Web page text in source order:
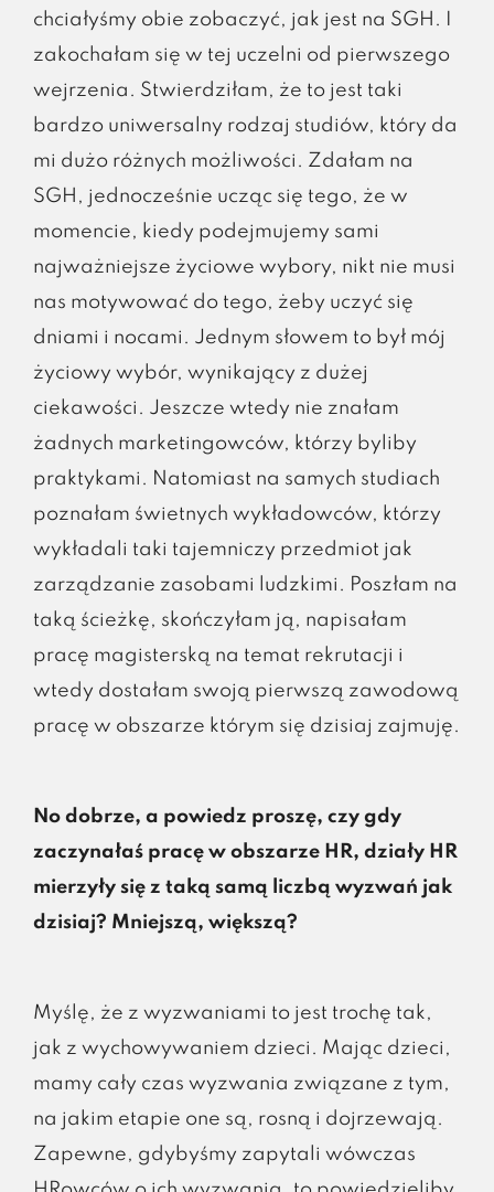
chciałyśmy obie zobaczyć, jak jest na SGH. I
zakochałam się w tej uczelni od pierwszego
wejrzenia. Stwierdziłam, że to jest taki
bardzo uniwersalny rodzaj studiów, który da
mi dużo różnych możliwości. Zdałam na
SGH, jednocześnie ucząc się tego, że w
momencie, kiedy podejmujemy sami
najważniejsze życiowe wybory, nikt nie musi
nas motywować do tego, żeby uczyć się
dniami i nocami. Jednym słowem to był mój
życiowy wybór, wynikający z dużej
ciekawości. Jeszcze wtedy nie znałam
żadnych marketingowców, którzy byliby
praktykami. Natomiast na samych studiach
poznałam świetnych wykładowców, którzy
wykładali taki tajemniczy przedmiot jak
zarządzanie zasobami ludzkimi. Poszłam na
taką ścieżkę, skończyłam ją, napisałam
pracę magisterską na temat rekrutacji i
wtedy dostałam swoją pierwszą zawodową
pracę w obszarze którym się dzisiaj zajmuję.
No dobrze, a powiedz proszę, czy gdy
zaczynałaś pracę w obszarze HR, działy HR
mierzyły się z taką samą liczbą wyzwań jak
dzisiaj? Mniejszą, większą?
Myślę, że z wyzwaniami to jest trochę tak,
jak z wychowywaniem dzieci. Mając dzieci,
mamy cały czas wyzwania związane z tym,
na jakim etapie one są, rosną i dojrzewają.
Zapewne, gdybyśmy zapytali wówczas